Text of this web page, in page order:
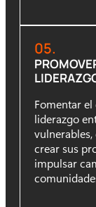
05.
Fomentar
liderazgo
crear sus
impulsar